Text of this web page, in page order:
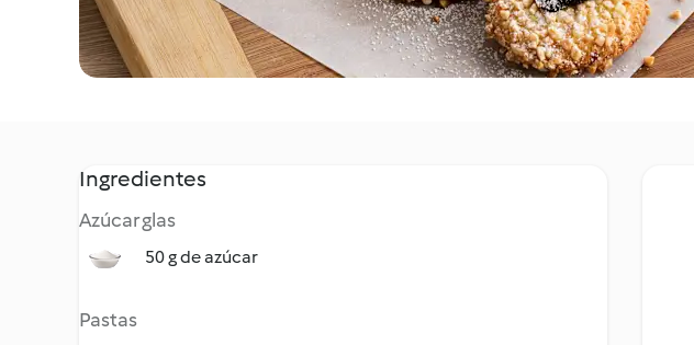
Ingredientes
Azúcar glas
50 g de azúcar
Pastas